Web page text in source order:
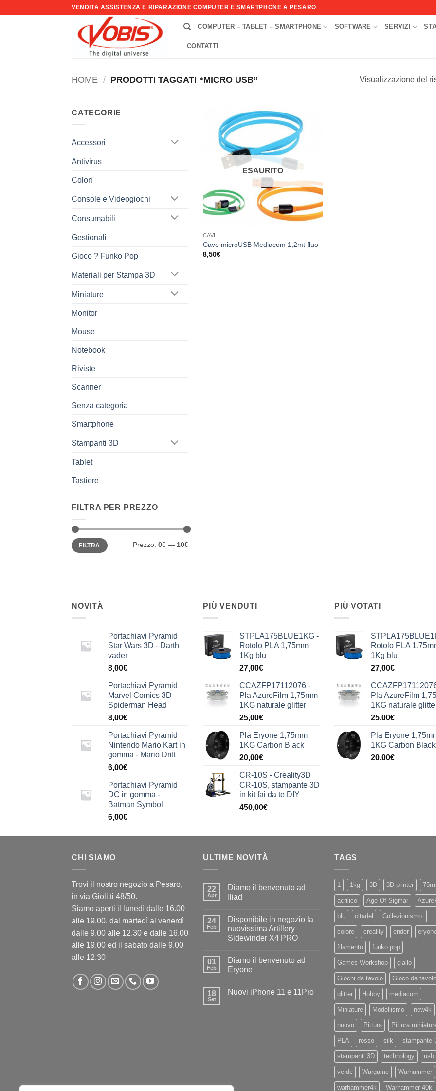
VENDITA ASSISTENZA E RIPARAZIONE COMPUTER E SMARTPHONE A PESARO
COMPUTER – TABLET – SMARTPHONE SOFTWARE SERVIZI
CONTATTI
HOME / PRODOTTI TAGGATI “MICRO USB” Visualizzazione del
CATEGORIE
Accessori
Antivirus
Colori
Console e Videogiochi
Consumabili
Gestionali
Gioco ? Funko Pop
Materiali per Stampa 3D
Miniature
Monitor
Mouse
Notebook
Riviste
Scanner
Senza categoria
Smartphone
Stampanti 3D
Tablet
Tastiere
FILTRA PER PREZZO
Prezzo
Min
Prezzo
MaxFILTRA Prezzo: 0€ — 10€
Aggiungi
alla lista
ESAURITO
CAVI
Cavo microUSB Mediacom 1,2mt fluo
8,50€
NOVITÀ
Portachiavi Pyramid
Star Wars 3D - Darth
vader
8,00€
Portachiavi Pyramid
Marvel Comics 3D -
Spiderman Head
8,00€
Portachiavi Pyramid
Nintendo Mario Kart in
gomma - Mario Drift
6,00€
Portachiavi Pyramid
DC in gomma -
Batman Symbol
6,00€
PIÙ VENDUTI
STPLA175BLUE1KG -
Rotolo PLA 1,75mm
1Kg blu
27,00€
CCAZFP17112076 -
Pla AzureFilm 1,75mm
1KG naturale glitter
25,00€
Pla Eryone 1,75mm
1KG Carbon Black
20,00€
CR-10S - Creality3D
CR-10S, stampante 3D
in kit fai da te DIY
450,00€
PIÙ VOTATI
Rotolo PLA
1Kg blu
27,00€
Pla AzureFilm
1KG naturale
25,00€
Pla Eryone
1KG Carbon Black
20,00€
CHI SIAMO
Trovi il nostro negozio a Pesaro,
in via Giolitti 48/50.
Siamo aperti il lunedì dalle 16.00
alle 19.00, dal martedì al venerdì
dalle 9.00 alle 12.30 e dalle 16.00
alle 19.00 ed il sabato dalle 9.00
alle 12.30
ULTIME NOVITÀ
22
Apr
Diamo il benvenuto ad
Iliad
su
Diamo
il
benvenuto
24
Feb
Disponibile in negozio la
nuovissima Artillery
Sidewinder X4 PRO
su
Disponibile
in
nuovissima
01
Feb
Diamo il benvenuto ad
Eryone
su
18
Set
Nuovi iPhone 11 e 11Pro
TAGS
1 1kg 3D 3D printer
acrilico Age Of Sigmar
blu citadel Collezionismo.
colore creality ender
filamento funko pop
Games Workshop giallo
Giochi da tavolo Gioco da tavolo
glitter Hobby mediacom
Miniature Modellismo new4k
nuovo Pittura Pittura
PLA rosso silk stampante
stampanti 3D technology usb
verde Wargame Warhammer
warhammer4k Warhammer 40k